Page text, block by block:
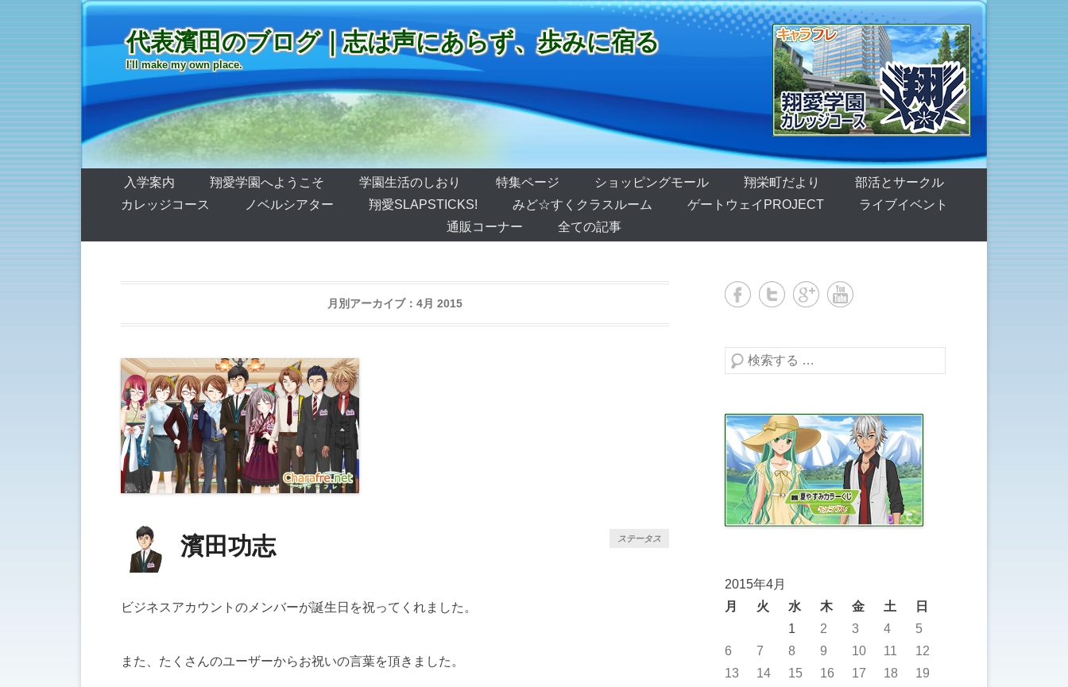
代表濱田のブログ｜志は声にあらず、歩みに宿る
I'll make my own place.
第1メニュー
コンテンツへ移動
入学案内 翔愛学園へようこそ 学園生活のしおり 特集ページ ショッピングモール 翔栄町だより
部活とサークル
カレッジコース
ノベルシアター 翔愛SLAPSTICKS! みど☆すくクラスルーム ゲートウェイPROJECT
ライブイベント
通販コーナー
全ての記事
月別アーカイブ： 4月 2015
濱田功志 ステータス
ビジネスアカウントのメンバーが誕生日を祝ってくれました。
また、たくさんのユーザーからお祝いの言葉を頂きました。
検索する
2015年4月
月
火 水 木 金 土
日
1
2 3 4
5
6
7 8 9 10 11
12
13
14 15 16 17 18
19